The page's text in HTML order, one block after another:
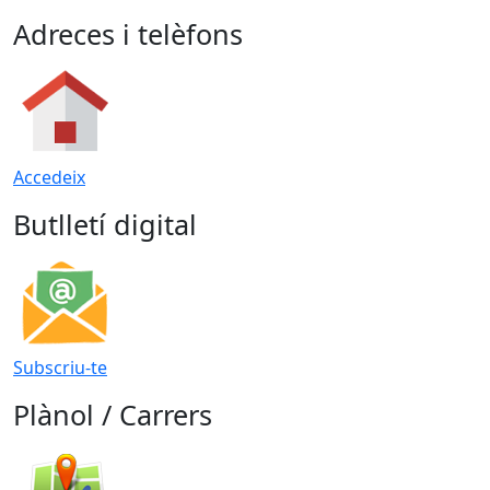
Adreces i telèfons
Accedeix
Butlletí digital
Subscriu-te
Plànol / Carrers